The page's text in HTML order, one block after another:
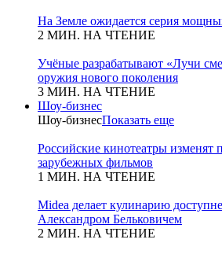
На Земле ожидается серия
2 МИН. НА ЧТЕНИЕ
Учёные разрабатывают «Лучи
оружия нового поколения
3 МИН. НА ЧТЕНИЕ
Шоу-бизнес
Шоу-бизнесПоказать еще
Российские кинотеатры изменят
зарубежных фильмов
1 МИН. НА ЧТЕНИЕ
Midea делает кулинарию
Александром Бельковичем
2 МИН. НА ЧТЕНИЕ